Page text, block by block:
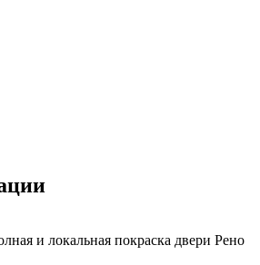
и локальная покраска двери Рено